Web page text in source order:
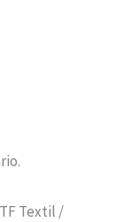
Textil /